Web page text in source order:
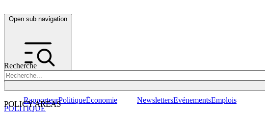
Open sub navigation
Recherche
POLICY AREAS
RapporteurPolitiqueÉconomie NewslettersEvénementsEmplois
POLITIQUE